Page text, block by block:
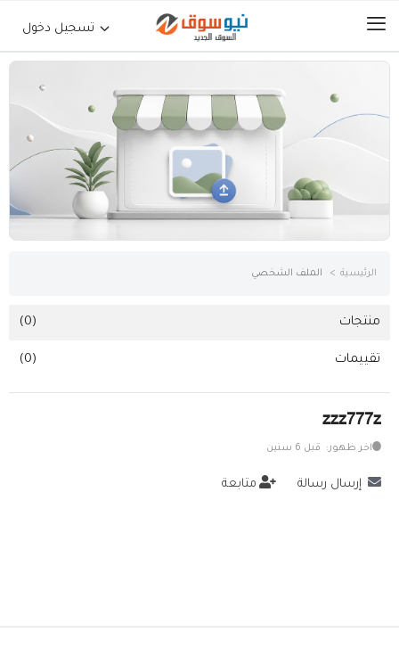
تسجيل دخول
الرئيسية
جوالات أجهزة لوحية
أثاث وديكورات
خدمات
الرئيسية الملف الشخصي
منتجات (0)
تقييمات (0)
zzz777z
اخر ظهور: قبل 6 سنين
إرسال رسالة متابعة